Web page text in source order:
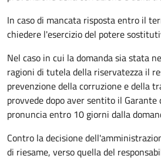
In caso di mancata risposta entro il
chiedere l'esercizio del potere
Nel caso in cui la domanda sia stata
ragioni di tutela della riservatezza il
prevenzione della corruzione e della
provvede dopo aver sentito il Garante
pronuncia entro 10 giorni dalla
Contro la decisione
di riesame, verso quella del